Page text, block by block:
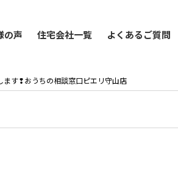
の声 住宅会社一覧 よくあるご質問
す❢おうちの相談窓口ピエリ守山店